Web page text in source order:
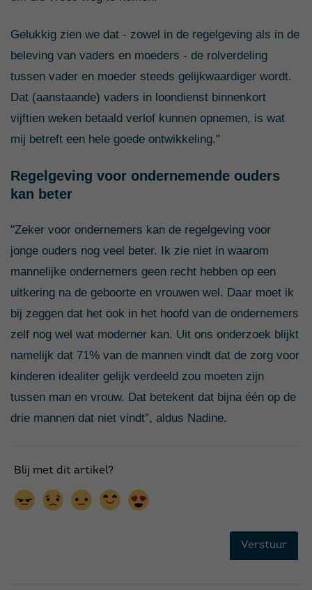
Gelukkig zien we dat - zowel in de regelgeving als in de
beleving van vaders en moeders - de rolverdeling
tussen vader en moeder steeds gelijkwaardiger wordt.
Dat (aanstaande) vaders in loondienst binnenkort
vijftien weken betaald verlof kunnen opnemen, is wat
mij betreft een hele goede ontwikkeling."
Regelgeving voor ondernemende ouders
kan beter
"Zeker voor ondernemers kan de regelgeving voor
jonge ouders nog veel beter. Ik zie niet in waarom
mannelijke ondernemers geen recht hebben op een
uitkering na de geboorte en vrouwen wel. Daar moet ik
bij zeggen dat het ook in het hoofd van de ondernemers
zelf nog wel wat moderner kan. Uit ons onderzoek blijkt
namelijk dat 71% van de mannen vindt dat de zorg voor
kinderen idealiter gelijk verdeeld zou moeten zijn
tussen man en vrouw. Dat betekent dat bijna één op de
drie mannen dat niet vindt”, aldus Nadine.